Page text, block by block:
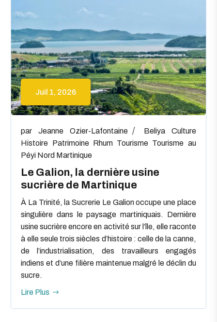
Juil 1, 2026
Le Galion, la dernière usine
sucrière de Martinique
parJeanne Ozier-Lafontaine Beliya
Culture
Histoire Patrimoine Rhum Tourisme Tourisme au
Péyi Nord Martinique
À La Trinité, la Sucrerie Le Galion occupe une place
singulière dans le paysage martiniquais. Dernière
usine sucrière encore en activité sur l’île, elle raconte
à elle seule trois siècles d’histoire : celle de la canne,
de l’industrialisation, des travailleurs engagés
indiens et d’une filière maintenue malgré le déclin du
sucre.
Lire Plus